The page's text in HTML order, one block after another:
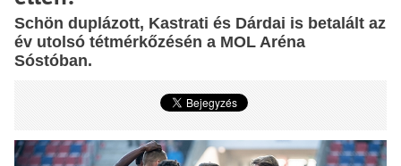
Schön duplázott, Kastrati és Dárdai is betalált az
év utolsó tétmérkőzésén a MOL Aréna
Sóstóban.